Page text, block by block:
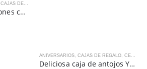
CAJAS DE REGALO
La triada Casa Dragones con kit de mixología
ANIVERSARIOS CAJAS DE REGALO CENAS, BRINDIS Y REGALOS HOME OFFICE
Deliciosa caja de antojos Yummy Pack®